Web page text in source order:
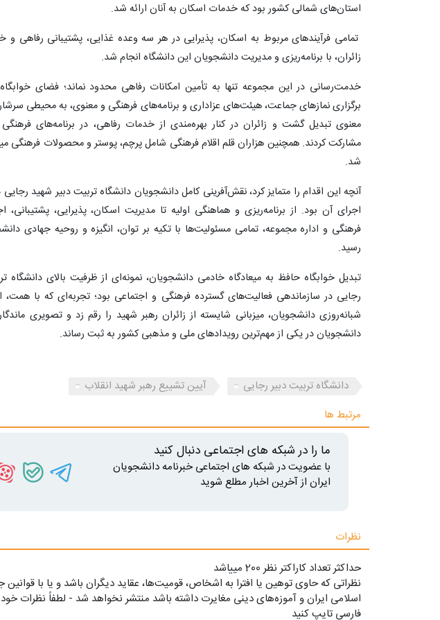
استان‌های شمالی کشور بود که خدمات اسکان به آنان ارائه شد.
تمامی فرآیندهای مربوط به اسکان، پذیرایی در هر سه وعده غذایی، پشتیبانی رفاهی و
زائران، با برنامه‌ریزی و مدیریت دانشجویان این دانشگاه انجام شد.
خدمت‌رسانی در این مجموعه تنها به تأمین امکانات رفاهی محدود نماند؛ فضای خوابگاه
برگزاری نمازهای جماعت، هیئت‌های عزاداری و برنامه‌های فرهنگی و معنوی، به محیطی
معنوی تبدیل گشت و زائران در کنار بهره‌مندی از خدمات رفاهی، در برنامه‌های فرهنگی
مشارکت کردند. همچنین هزاران قلم اقلام فرهنگی شامل پرچم، پوستر و محصولات فرهنگی
شد.
آنچه این اقدام را متمایز کرد، نقش‌آفرینی کامل دانشجویان دانشگاه تربیت دبیر شهید
اجرای آن بود. از برنامه‌ریزی و هماهنگی اولیه تا مدیریت اسکان، پذیرایی، پشتیبانی،
فرهنگی و اداره مجموعه، تمامی مسئولیت‌ها با تکیه بر توان، انگیزه و روحیه جهادی
رسید.
تبدیل خوابگاه حافظ به میعادگاه خادمی دانشجویان، نمونه‌ای از ظرفیت بالای دانشگاه
رجایی در سازماندهی فعالیت‌های گسترده فرهنگی و اجتماعی بود؛ تجربه‌ای که با
شبانه‌روزی دانشجویان، میزبانی شایسته از زائران رهبر شهید را رقم زد و تصویری
دانشجویان در یکی از مهم‌ترین رویدادهای ملی و مذهبی کشور به ثبت رساند.
دانشگاه تربیت دبیر رجایی
آیین تشییع رهبر شهید انقلاب
مرتبط ها
ما را در شبکه های اجتماعی دنبال کنید
با عضویت در شبکه های اجتماعی خبرنامه دانشجویان
ایران از آخرین اخبار مطلع شوید
نظرات
حداکثر تعداد کاراکتر نظر 200 ميياشد
نظراتی که حاوی توهین یا افترا به اشخاص، قومیت‌ها، عقاید دیگران باشد و یا با
اسلامی ایران و آموزه‌های دینی مغایرت داشته باشد منتشر نخواهد شد - لطفاً نظرات
فارسی تایپ کنید